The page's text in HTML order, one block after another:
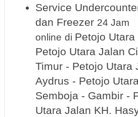
Service
dan Freezer 24 Jam
online di Petojo Utara
Petojo Utara Jalan
Timur - Petojo Utara
Aydrus - Petojo
Semboja - Gambir -
Utara Jalan KH.